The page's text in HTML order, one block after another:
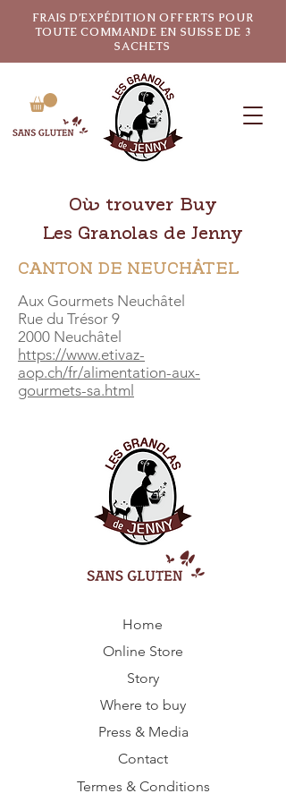
FRAIS D’EXPÉDITION OFFERTS POUR
TOUTE COMMANDE EN SUISSE DE 3
SACHETS
Où trouver Buy
Les Granolas de Jenny
CANTON DE NEUCHÂTEL
Aux Gourmets Neuchâtel
Rue du Trésor 9
2000 Neuchâtel
https://www.etivaz-
aop.ch/fr/alimentation-aux-
gourmets-sa.html
Home
Online Store
Story
Where to buy
Press & Media
Contact
Termes & Conditions